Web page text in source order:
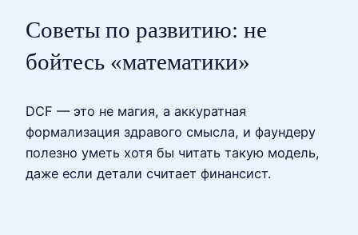
Советы по развитию: не
бойтесь «математики»
DCF — это не магия, а аккуратная
формализация здравого смысла, и фаундеру
полезно уметь хотя бы читать такую модель,
даже если детали считает финансист.